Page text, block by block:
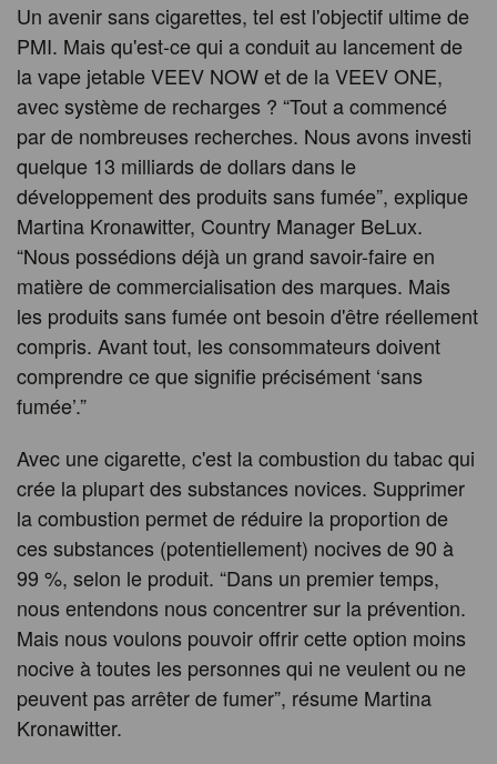
Un avenir sans cigarettes, tel est l'objectif ultime de
PMI. Mais qu'est-ce qui a conduit au lancement de
la vape jetable VEEV NOW et de la VEEV ONE,
avec système de recharges ? “Tout a commencé
par de nombreuses recherches. Nous avons investi
quelque 13 milliards de dollars dans le
développement des produits sans fumée”, explique
Martina Kronawitter, Country Manager BeLux.
“Nous possédions déjà un grand savoir-faire en
matière de commercialisation des marques. Mais
les produits sans fumée ont besoin d'être réellement
compris. Avant tout, les consommateurs doivent
comprendre ce que signifie précisément ‘sans
fumée’.”
Avec une cigarette, c'est la combustion du tabac qui
crée la plupart des substances novices. Supprimer
la combustion permet de réduire la proportion de
ces substances (potentiellement) nocives de 90 à
99 %, selon le produit. “Dans un premier temps,
nous entendons nous concentrer sur la prévention.
Mais nous voulons pouvoir offrir cette option moins
nocive à toutes les personnes qui ne veulent ou ne
peuvent pas arrêter de fumer”, résume Martina
Kronawitter.